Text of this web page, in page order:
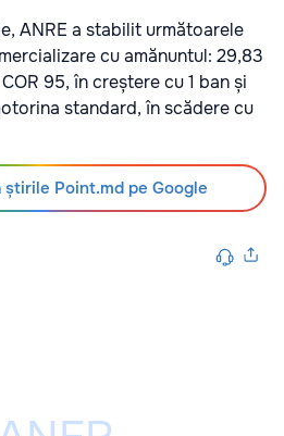
ANRE a stabilit următoarele
cu amănuntul: 29,83
95, în creștere cu 1 ban și
standard, în scădere cu
știrile Point.md pe Google